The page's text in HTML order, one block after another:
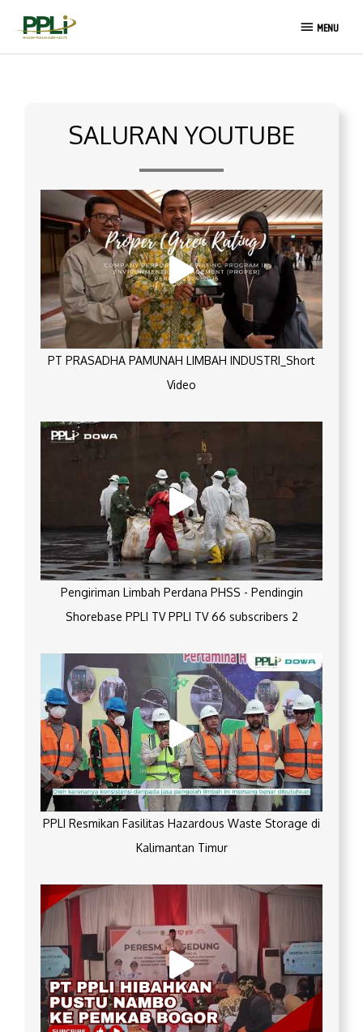
MENU
MENU
SALURAN YOUTUBE
PT PRASADHA PAMUNAH LIMBAH INDUSTRI_Short
Video
Pengiriman Limbah Perdana PHSS - Pendingin
Shorebase PPLI TV PPLI TV 66 subscribers 2
PPLI Resmikan Fasilitas Hazardous Waste Storage di
Kalimantan Timur